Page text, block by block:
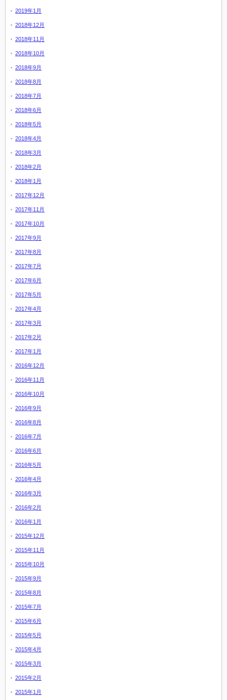
2019年1月
2018年12月
2018年11月
2018年10月
2018年9月
2018年8月
2018年7月
2018年6月
2018年5月
2018年4月
2018年3月
2018年2月
2018年1月
2017年12月
2017年11月
2017年10月
2017年9月
2017年8月
2017年7月
2017年6月
2017年5月
2017年4月
2017年3月
2017年2月
2017年1月
2016年12月
2016年11月
2016年10月
2016年9月
2016年8月
2016年7月
2016年6月
2016年5月
2016年4月
2016年3月
2016年2月
2016年1月
2015年12月
2015年11月
2015年10月
2015年9月
2015年8月
2015年7月
2015年6月
2015年5月
2015年4月
2015年3月
2015年2月
2015年1月